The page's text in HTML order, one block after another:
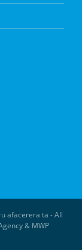
afacerera ta - All
& MWP